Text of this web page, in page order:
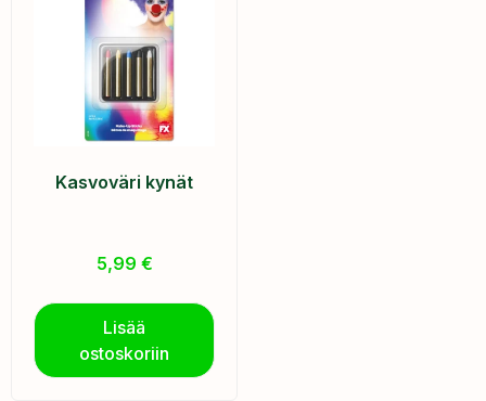
Kasvoväri kynät
5,99 €
Lisää
ostoskoriin